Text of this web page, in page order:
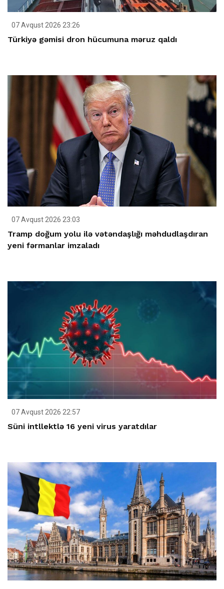
07 Avqust 2026 23:26
Türkiyə gəmisi dron hücumuna məruz qaldı
07 Avqust 2026 23:03
Tramp doğum yolu ilə vətəndaşlığı məhdudlaşdıran
yeni fərmanlar imzaladı
07 Avqust 2026 22:57
Süni intllektlə 16 yeni virus yaratdılar